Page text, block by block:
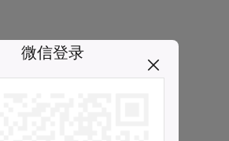
微信登录